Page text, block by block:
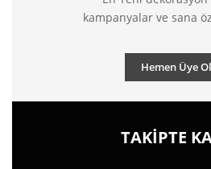
kampanyalar ve sana
Hemen Üye Ol
TAKİPTE